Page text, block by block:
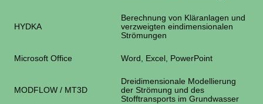
HYDKA
Berechnung von Kläranlagen und
verzweigten eindimensionalen
Strömungen
Microsoft Office Word, Excel, PowerPoint
MODFLOW / MT3D
Dreidimensionale Modellierung
der Strömung und des
Stofftransports im Grundwasser